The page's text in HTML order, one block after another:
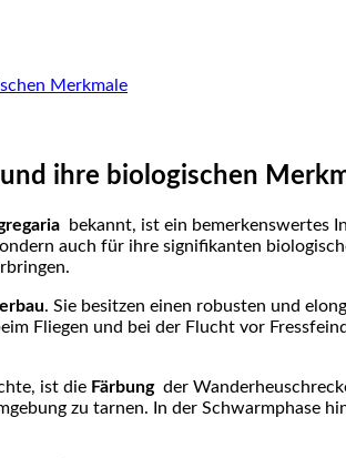
Merkmale
ihre biologischen
bekannt, ist ein bemerkenswertes
auch für⁣ ihre ⁢signifikanten
. Sie besitzen einen robusten und
Fliegen⁢ und bei der Flucht ⁢vor
ist die Färbung der
zu tarnen.‌ In der⁤ Schwarmphase